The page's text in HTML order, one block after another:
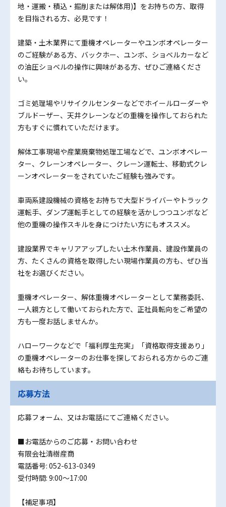
地・運搬・積込・掘削または解体用)】をお持ちの方、取得
を目指される方、必見です！
建築・土木業界にて重機オペレーターやユンボオペレーター
のご経験がある方、バックホー、ユンボ、ショベルカーなど
の油圧ショベルの操作に興味がある方、ぜひご連絡くださ
い。
ゴミ処理場やリサイクルセンターなどでホイールローダーや
ブルドーザー、天井クレーンなどの重機を操作しておられた
方もすぐに慣れていただけます。
解体工事現場や産業廃棄物処理工場などで、ユンボオペレー
ター、クレーンオペレーター、クレーン運転士、移動式クレ
ーンオペレーターをされていたご経験も強みです。
車両系建設機械の資格をお持ちで大型ドライバーやトラック
運転手、ダンプ運転手としての経験を活かしつつユンボなど
他の重機の操作スキルを身につけたい方にもオススメ。
建設業界でキャリアアップしたい土木作業員、建設作業員の
方、たくさんの資格を取得したい現場作業員の方も、ぜひ当
社をお選びください。
重機オペレーター、解体重機オペレーターとして業務委託、
一人親方として働いておられた方で、正社員転向をご希望の
方も一度お話しませんか。
ハローワークなどで「福利厚生充実」「資格取得支援あり」
の重機オペレーターのお仕事を探しておられる方からのご連
絡もお待ちしています。
応募方法
応募フォーム、又はお電話にてご連絡ください。
■お電話からのご応募・お問い合わせ
有限会社清樹産商
電話番号: 052-613-0349
受付時間: 9:00～17:00
【補足事項】